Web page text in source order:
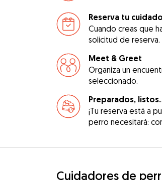
Reserva tu
Cuando creas que
solicitud de reserva.
Meet & Greet
Organiza un
seleccionado.
Preparados,
¡Tu reserva está a
perro necesitará:
Cuidadores de